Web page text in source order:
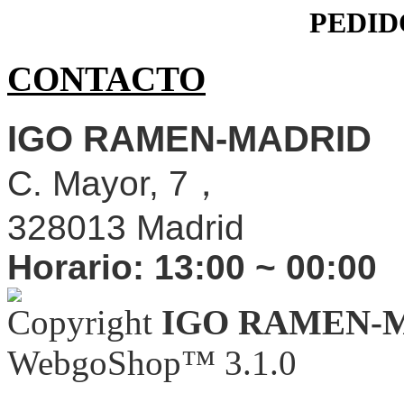
CONTACTO
IGO RAMEN-MADRID
C. Mayor, 7，
328013 Madrid
Horario: 13:00 ~ 00:00
Copyright IGO RAMEN-
WebgoShop™ 3.1.0